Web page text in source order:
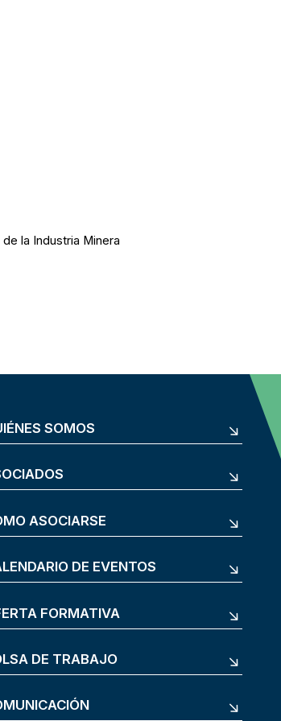
la Industria Minera
SOMOS
ASOCIARSE
DE EVENTOS
FORMATIVA
DE TRABAJO